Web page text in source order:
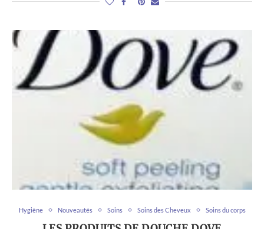
Hygiène Nouveautés Soins Soins des Cheveux Soins du corps